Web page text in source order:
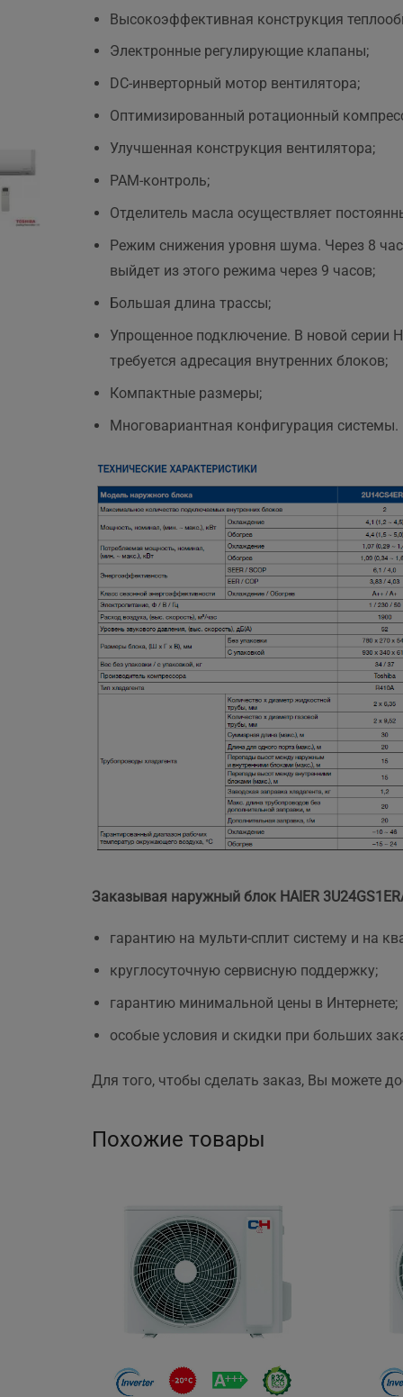
Высокоэффективная конструкция
Электронные регулирующие клапаны;
DC-инверторный мотор вентилятора;
Оптимизированный ротационный
Улучшенная конструкция вентилятора;
PAM-контроль;
Отделитель масла осуществляет
Режим снижения уровня шума. Через 8
выйдет из этого режима через 9 часов;
Большая длина трассы;
Упрощенное подключение. В новой серии
требуется адресация внутренних блоков;
Компактные размеры;
Многовариантная конфигурация системы.
Заказывая наружный блок HAIER
гарантию на мульти-сплит систему и на
круглосуточную сервисную поддержку;
гарантию минимальной цены в Интернете;
особые условия и скидки при больших
Для того, чтобы сделать заказ, Вы можете
Похожие товары